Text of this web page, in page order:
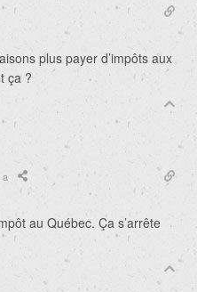
plus payer d’impôts aux
ça ?
au Québec. Ça s’arrête